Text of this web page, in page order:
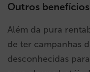
Outros
Além da pura
de ter campanhas
desconhecidas